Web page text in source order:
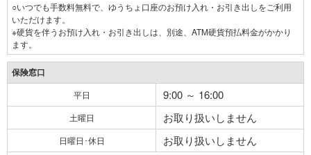
○いつでも手数料無料で、ゆうちょ口座のお預け入れ・お引き出しをご利用
いただけます。
※硬貨を伴うお預け入れ・お引き出しは、別途、ATM硬貨預払料金がかかり
ます。
保険窓口
平日 9:00 ～ 16:00
土曜日 お取り扱いしません
日曜日･休日 お取り扱いしません